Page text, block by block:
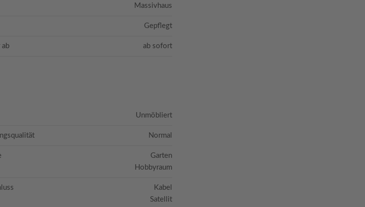
Massivhaus
Gepflegt
ab ab sofort
Unmöbliert
Normal
Garten
Hobbyraum
Kabel
Satellit